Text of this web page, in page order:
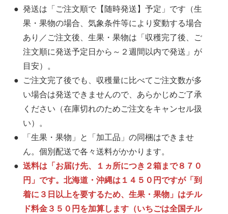
発送は「ご注文順で【随時発送】予定」です（生
果・果物の場合、気象条件等により変動する場合
あり／ご注文後、生果・果物は「収穫完了後、ご
注文順に発送予定日から～２週間以内で発送」が
目安）。
ご注文完了後でも、収穫量に比べてご注文数が多
い場合は発送できませんので、あらかじめご了承
ください（在庫切れのためご注文をキャンセル扱
い）。
「生果・果物」と「加工品」の同梱はできませ
ん。個別配送で各々送料がかかります。
送料は「お届け先、１ヵ所につき２箱まで８７０
円」です。北海道・沖縄は１４５０円ですが「到
着に３日以上を要するため、生果・果物」はチル
ド料金３５０円を加算します（いちごは全国チル